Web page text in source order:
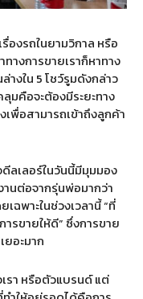
งรถในยามวิกาล หรือ
างการขายเราก็หาทาง
างใน 5โชว์รูมดังกล่าว
มคือจะต้องมีระยะทาง
เพื่อสามารถเข้าถึงลูกค้า
ลเลอร์ในวันนี้มีมุมมอง
นต่อจากรุ่นพ่อมากว่า
ฉพาะในช่วงเวลานี้“ที่
ารขายให้ดี” ซึ่งการขาย
อะมาก
รา หรือตัวแบรนด์ แต่